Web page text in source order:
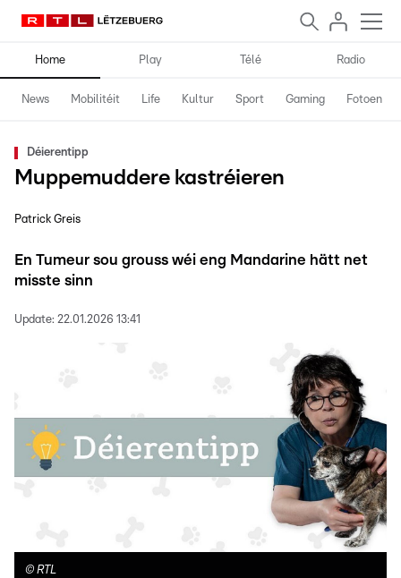
Home Play Télé Radio
News Mobilitéit Life Kultur Sport Gaming Fotoen
Déierentipp
Muppemuddere kastréieren
Patrick Greis
En Tumeur sou grouss wéi eng Mandarine hätt net
misste sinn
Update: 22.01.2026 13:41
© RTL